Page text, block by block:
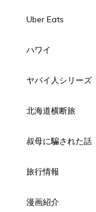
Uber Eats
ハワイ
ヤバイ人シリーズ
北海道横断旅
叔母に騙された話
旅行情報
漫画紹介